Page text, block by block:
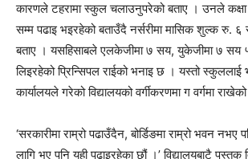
कारणले टहरामा स्कुल चलाउनुपरेको बताए । उनले कक्षा
सम्म पढाइ भइरहेको बताउँदै नर्सरीमा मासिक शुल्क रु.
बताए । यसहिसाबले एलकेजीमा ७ सय, युकेजीमा ७ सय
लिइरहेको प्रिन्सिपल राईको भनाइ छ । यस्तो स्कुललाई
कार्यालयले गरेको विद्यालयको वर्गीकरणमा ग वर्गमा
‘सरकारीमा राम्रो पढाउँदैन, बोर्डिङमा राम्रो भवन नभए
लागि भए पनि यही पढाइरहेका छौं ।’ विद्यालयबाटै पुस्तक